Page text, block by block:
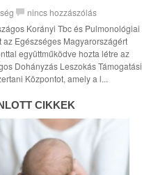
nincs hozzászólás
Korányi Tbc és Pulmonológiai
az Egészséges Magyarországért
együttműködve hozta létre az
Dohányzás Leszokás Támogatási
Központot, amely a l...
CIKKEK